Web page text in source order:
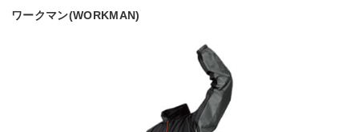
ワークマン(WORKMAN)